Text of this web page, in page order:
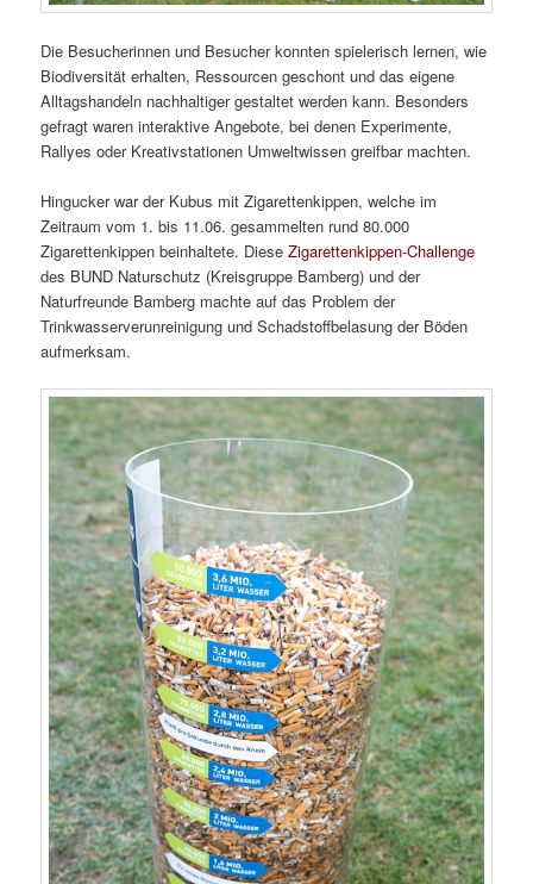
Die Besucherinnen und Besucher konnten spielerisch lernen, wie
Biodiversität erhalten, Ressourcen geschont und das eigene
Alltagshandeln nachhaltiger gestaltet werden kann. Besonders
gefragt waren interaktive Angebote, bei denen Experimente,
Rallyes oder Kreativstationen Umweltwissen greifbar machten.
Hingucker war der Kubus mit Zigarettenkippen, welche im
Zeitraum vom 1. bis 11.06. gesammelten rund 80.000
Zigarettenkippen beinhaltete. DieseZigarettenkippen-Challenge
des BUND Naturschutz (Kreisgruppe Bamberg) und der
Naturfreunde Bamberg machte auf das Problem der
Trinkwasserverunreinigung und Schadstoffbelasung der Böden
aufmerksam.